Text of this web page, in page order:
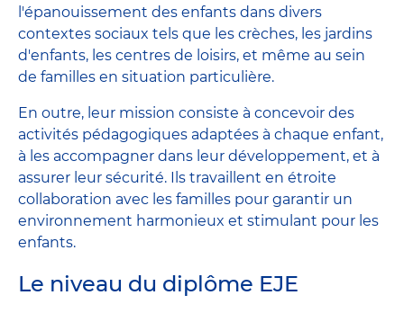
l'épanouissement des enfants dans divers
contextes sociaux tels que les crèches, les jardins
d'enfants, les centres de loisirs, et même au sein
de familles en situation particulière.
En outre, leur mission consiste à concevoir des
activités pédagogiques adaptées à chaque enfant,
à les accompagner dans leur développement, et à
assurer leur sécurité. Ils travaillent en étroite
collaboration avec les familles pour garantir un
environnement harmonieux et stimulant pour les
enfants.
Le niveau du diplôme EJE